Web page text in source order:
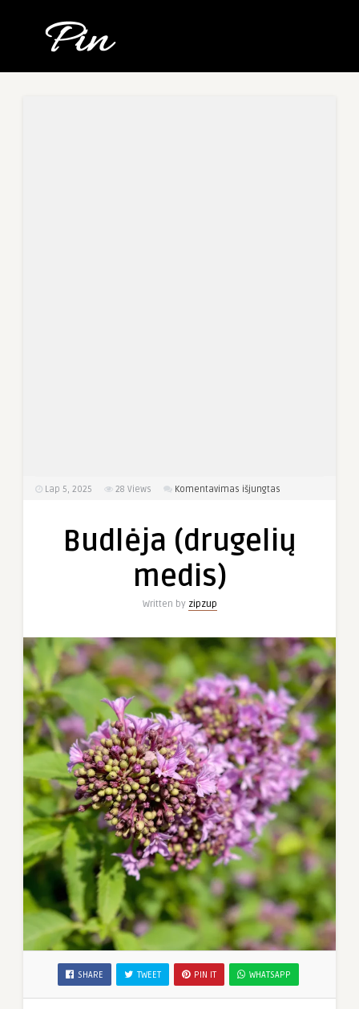
Lap 5, 2025 28 Views Komentavimas išjungtas
Budlėja (drugelių
medis)
Written by zipzup
SHARE TWEET PIN IT WHATSAPP